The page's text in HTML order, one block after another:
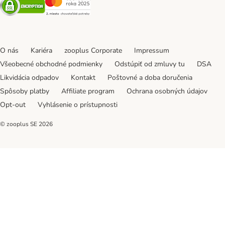
O nás Kariéra zooplus Corporate
Impressum
Všeobecné obchodné podmienky
Odstúpiť od zmluvy tu
DSA
Likvidácia odpadov
Kontakt
Poštovné a doba doručenia
Spôsoby platby
Affiliate program
Ochrana osobných údajov
Opt-out
Vyhlásenie o prístupnosti
© zooplus SE 2026